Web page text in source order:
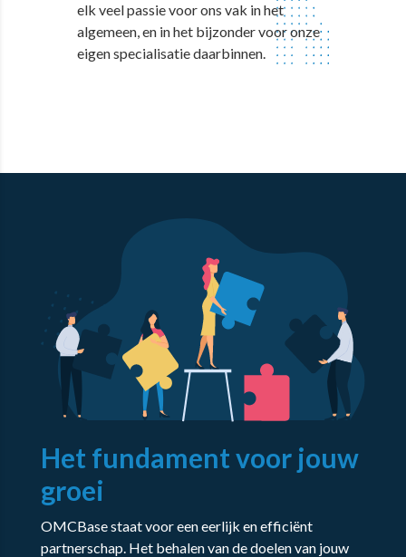
elk veel passie voor ons vak in het
algemeen, en in het bijzonder voor onze
eigen specialisatie daarbinnen.
Het fundament voor jouw
groei
OMCBase staat voor een eerlijk en efficiënt
partnerschap. Het behalen van de doelen van jouw